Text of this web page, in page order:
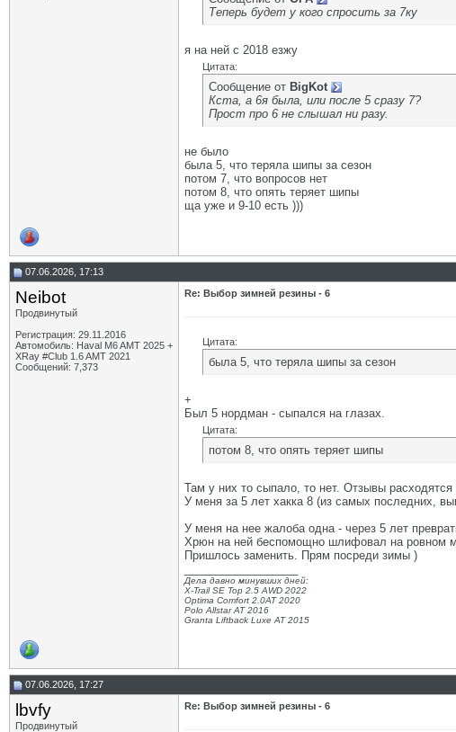
Теперь будет у кого спросить за 7ку
я на ней с 2018 езжу
Цитата:
Сообщение от BigKot
Кста, а 6я была, или после 5 сразу 7?
Прост про 6 не слышал ни разу.
не было
была 5, что теряла шипы за сезон
потом 7, что вопросов нет
потом 8, что опять теряет шипы
ща уже и 9-10 есть )))
07.06.2026, 17:13
Neibot
Продвинутый
Регистрация: 29.11.2016
Автомобиль: Haval M6 AMT 2025 +
XRay #Club 1.6 AMT 2021
Сообщений: 7,373
Re: Выбор зимней резины - 6
Цитата:
была 5, что теряла шипы за сезон
+
Был 5 нордман - сыпался на глазах.
Цитата:
потом 8, что опять теряет шипы
Там у них то сыпало, то нет. Отзывы расходятся
У меня за 5 лет хакка 8 (из самых последних,
У меня на нее жалоба одна - через 5 лет
Хрюн на ней беспомощно шлифовал на ровном
Пришлось заменить. Прям посреди зимы )
Дела давно минувших дней:
X-Trail SE Top 2.5 AWD 2022
Optima Comfort 2.0AT 2020
Polo Allstar AT 2016
Granta Liftback Luxe AT 2015
07.06.2026, 17:27
lbvfy
Продвинутый
Re: Выбор зимней резины - 6